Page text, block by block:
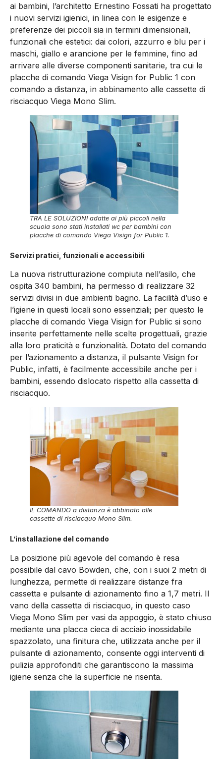
ai bambini, l’architetto Ernestino Fossati ha progettato
i nuovi servizi igienici, in linea con le esigenze e
preferenze dei piccoli sia in termini dimensionali,
funzionali che estetici: dai colori, azzurro e blu per i
maschi, giallo e arancione per le femmine, fino ad
arrivare alle diverse componenti sanitarie, tra cui le
placche di comando Viega Visign for Public 1 con
comando a distanza, in abbinamento alle cassette di
risciacquo Viega Mono Slim.
TRA LE SOLUZIONI adatte ai più piccoli nella
scuola sono stati installati wc per bambini con
placche di comando Viega Visign for Public 1.
Servizi pratici, funzionali e accessibili
La nuova ristrutturazione compiuta nell’asilo, che
ospita 340 bambini, ha permesso di realizzare 32
servizi divisi in due ambienti bagno. La facilità d’uso e
l’igiene in questi locali sono essenziali; per questo le
placche di comando Viega Visign for Public si sono
inserite perfettamente nelle scelte progettuali, grazie
alla loro praticità e funzionalità. Dotato del comando
per l’azionamento a distanza, il pulsante Visign for
Public, infatti, è facilmente accessibile anche per i
bambini, essendo dislocato rispetto alla cassetta di
risciacquo.
IL COMANDO a distanza è abbinato alle
cassette di risciacquo Mono Slim.
L’installazione del comando
La posizione più agevole del comando è resa
possibile dal cavo Bowden, che, con i suoi 2 metri di
lunghezza, permette di realizzare distanze fra
cassetta e pulsante di azionamento fino a 1,7 metri. Il
vano della cassetta di risciacquo, in questo caso
Viega Mono Slim per vasi da appoggio, è stato chiuso
mediante una placca cieca di acciaio inossidabile
spazzolato, una finitura che, utilizzata anche per il
pulsante di azionamento, consente oggi interventi di
pulizia approfonditi che garantiscono la massima
igiene senza che la superficie ne risenta.